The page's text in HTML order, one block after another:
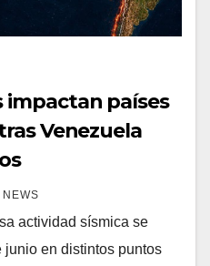
países
Venezuela
NEWS
actividad sísmica se
junio en distintos puntos